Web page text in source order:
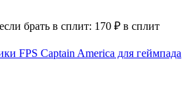
брать в сплит: 170 ₽ в сплит
FPS Captain America для геймпада